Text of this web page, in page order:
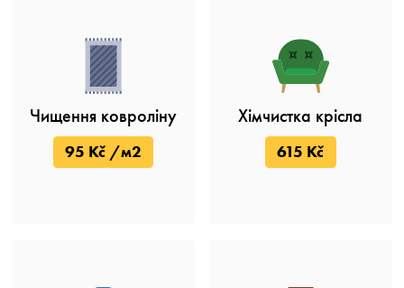
Чищення ковроліну
95 Kč /м2
Хімчистка крісла
615 Kč